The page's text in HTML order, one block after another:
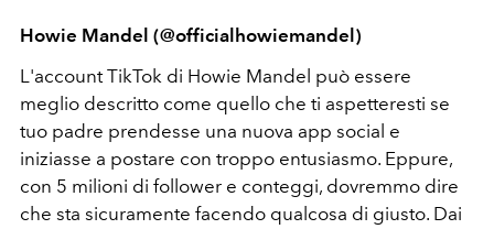
Howie Mandel (@officialhowiemandel)
L'account TikTok di Howie Mandel può essere
meglio descritto come quello che ti aspetteresti se
tuo padre prendesse una nuova app social e
iniziasse a postare con troppo entusiasmo. Eppure,
con 5 milioni di follower e conteggi, dovremmo dire
che sta sicuramente facendo qualcosa di giusto. Dai